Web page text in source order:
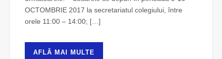
OCTOMBRIE 2017 la secretariatul colegiului, între
orele 11:00 – 14:00; […]
AFLĂ MAI MULTE